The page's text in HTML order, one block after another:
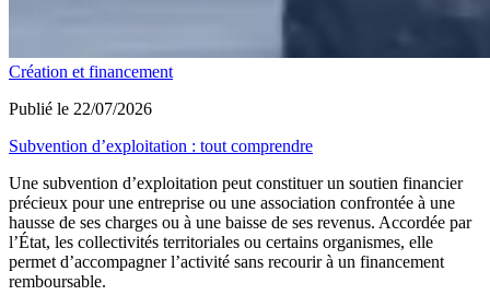
Création et financement
Publié le 22/07/2026
Subvention d’exploitation : tout comprendre
Une subvention d’exploitation peut constituer un soutien financier
précieux pour une entreprise ou une association confrontée à une
hausse de ses charges ou à une baisse de ses revenus. Accordée par
l’État, les collectivités territoriales ou certains organismes, elle
permet d’accompagner l’activité sans recourir à un financement
remboursable.